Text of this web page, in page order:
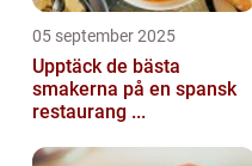
05 september 2025
Upptäck de bästa
smakerna på en spansk
restaurang ...